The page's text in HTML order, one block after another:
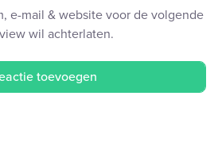
e-mail & website voor de volgende
wil achterlaten.